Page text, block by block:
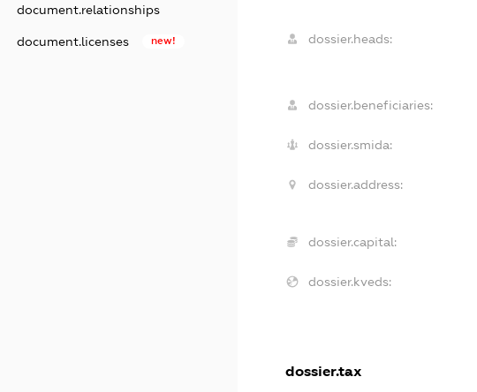
document.relationships
document.licenses new! dossier.heads:
dossier.beneficiaries:
dossier.smida:
dossier.address:
dossier.capital:
dossier.kveds:
dossier.tax